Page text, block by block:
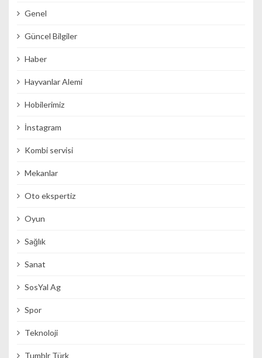
Genel
Güncel Bilgiler
Haber
Hayvanlar Alemi
Hobilerimiz
İnstagram
Kombi servisi
Mekanlar
Oto ekspertiz
Oyun
Sağlık
Sanat
SosYal Ag
Spor
Teknoloji
Tumblr Türk